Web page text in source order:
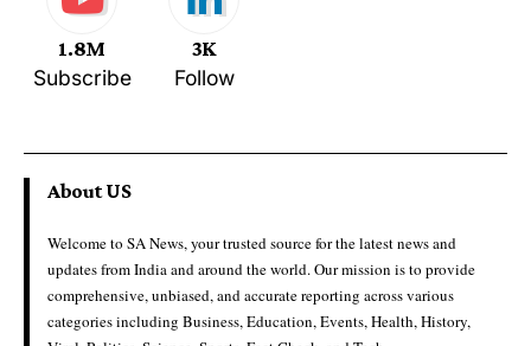
1.8M
Subscribe
3K
Follow
About US
Welcome to SA News, your trusted source for the latest news and
updates from India and around the world. Our mission is to provide
comprehensive, unbiased, and accurate reporting across various
categories including Business, Education, Events, Health, History,